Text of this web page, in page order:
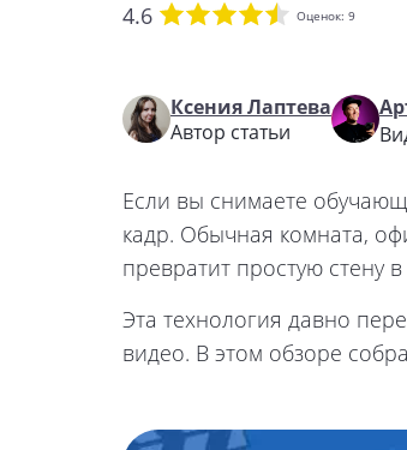
4.6 Оценок: 9
Ксения Лаптева
Автор статьи
Если вы снимаете
кадр. Обычная комната,
превратит простую стену
Эта технология давно
видео. В этом обзоре